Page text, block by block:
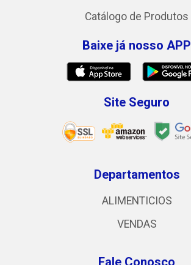
Catálogo de Produtos
Baixe já nosso APP
Site Seguro
Departamentos
ALIMENTICIOS
VENDAS
Fale Conosco